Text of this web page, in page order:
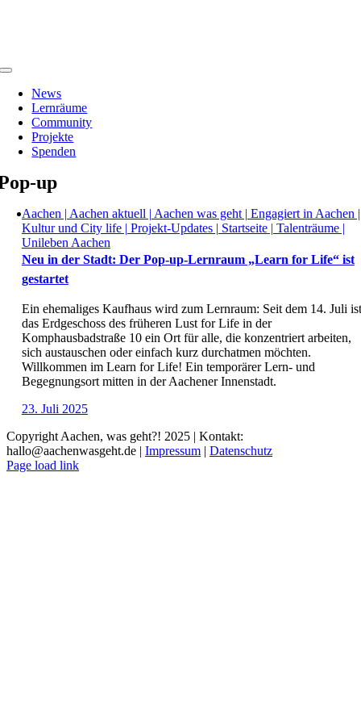
Toggle
Navigation
News
Lernräume
Community
Projekte
Spenden
up
Aachen | Aachen aktuell | Aachen was geht | Engagiert in Aachen |
Kultur und City life | Projekt-Updates | Startseite | Talenträume |
Unileben Aachen
Neu in der Stadt: Der Pop-up-Lernraum „Learn for Life“ ist
gestartet
Ein ehemaliges Kaufhaus wird zum Lernraum: Seit dem 14. Juli ist
das Erdgeschoss des früheren Lust for Life in der
Komphausbadstraße 10 ein Ort für alle, die konzentriert arbeiten,
sich austauschen oder einfach kurz durchatmen möchten.
Willkommen im Learn for Life! Ein temporärer Lern- und
Begegnungsort mitten in der Aachener Innenstadt.
23. Juli 2025
Copyright Aachen, was geht?! 2025 | Kontakt:
hallo@aachenwasgeht.de | Impressum | Datenschutz
Instagram
LinkedIn
Tiktok
YouTube
Page load link